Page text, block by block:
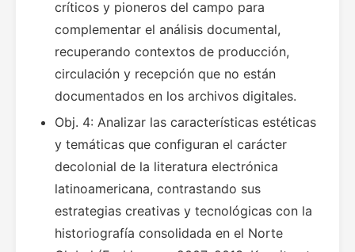
críticos y pioneros del campo para
complementar el análisis documental,
recuperando contextos de producción,
circulación y recepción que no están
documentados en los archivos digitales.
Obj. 4: Analizar las características estéticas
y temáticas que configuran el carácter
decolonial de la literatura electrónica
latinoamericana, contrastando sus
estrategias creativas y tecnológicas con la
historiografía consolidada en el Norte